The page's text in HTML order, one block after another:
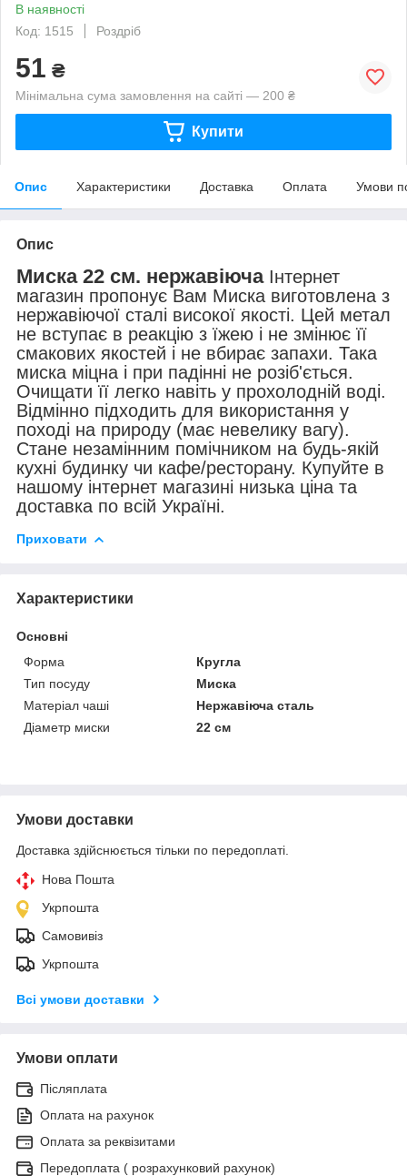
В наявності
Код: 1515
Роздріб
51 ₴
Мінімальна сума замовлення на сайті — 200 ₴
Купити
Опис Характеристики Доставка Оплата Умови
Опис
Миска 22 см. нержавіюча Інтернет
магазин пропонує Вам Миска виготовлена з
нержавіючої сталі високої якості. Цей метал
не вступає в реакцію з їжею і не змінює її
смакових якостей і не вбирає запахи. Така
миска міцна і при падінні не розіб'ється.
Очищати її легко навіть у прохолодній воді.
Відмінно підходить для використання у
поході на природу (має невелику вагу).
Стане незамінним помічником на будь-якій
кухні будинку чи кафе/ресторану. Купуйте в
нашому інтернет магазині низька ціна та
доставка по всій Україні.
Приховати
Характеристики
Основні
Форма
Кругла
Тип посуду
Миска
Матеріал чаші
Нержавіюча сталь
Діаметр миски
22 см
Умови доставки
Доставка здійснюється тільки по передоплаті.
Нова Пошта
Укрпошта
Самовивіз
Укрпошта
Всі умови доставки
Умови оплати
Післяплата
Оплата на рахунок
Оплата за реквізитами
Передоплата ( розрахунковий рахунок)